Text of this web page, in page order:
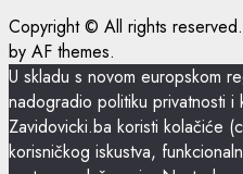
Copyright © All rights
by AF themes.
U skladu s novom europskom
nadogradio politiku privatnosti i
Zavidovicki.ba koristi kolačiće
korisničkog iskustva,